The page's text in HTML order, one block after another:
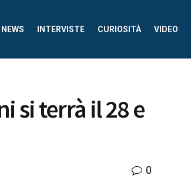
NEWS INTERVISTE CURIOSITÀ VIDEO
si terrà il 28 e
0